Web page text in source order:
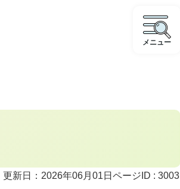
メニュー
更新日：2026年06月01日 ページID : 3003